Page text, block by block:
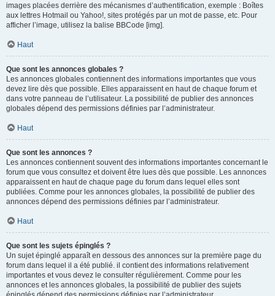
images placées derrière des mécanismes d’authentification, exemple : Boîtes
aux lettres Hotmail ou Yahoo!, sites protégés par un mot de passe, etc. Pour
afficher l’image, utilisez la balise BBCode [img].
Haut
Que sont les annonces globales ?
Les annonces globales contiennent des informations importantes que vous
devez lire dès que possible. Elles apparaissent en haut de chaque forum et
dans votre panneau de l’utilisateur. La possibilité de publier des annonces
globales dépend des permissions définies par l’administrateur.
Haut
Que sont les annonces ?
Les annonces contiennent souvent des informations importantes concernant le
forum que vous consultez et doivent être lues dès que possible. Les annonces
apparaissent en haut de chaque page du forum dans lequel elles sont
publiées. Comme pour les annonces globales, la possibilité de publier des
annonces dépend des permissions définies par l’administrateur.
Haut
Que sont les sujets épinglés ?
Un sujet épinglé apparaît en dessous des annonces sur la première page du
forum dans lequel il a été publié. il contient des informations relativement
importantes et vous devez le consulter régulièrement. Comme pour les
annonces et les annonces globales, la possibilité de publier des sujets